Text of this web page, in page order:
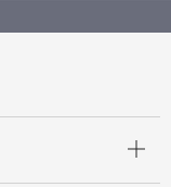
定管理者導入状況